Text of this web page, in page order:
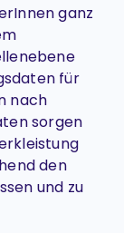
ganz
für
nach
sorgen
den
und zu